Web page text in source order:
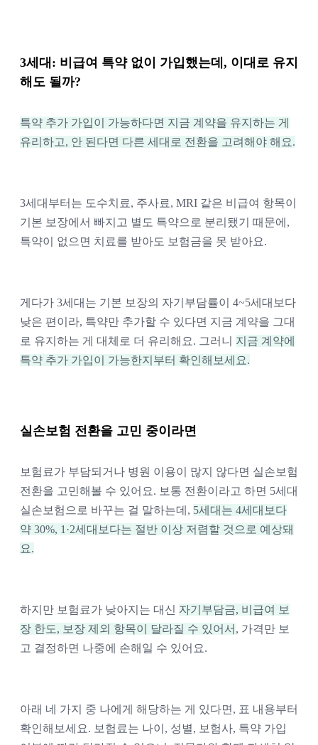
3세대: 비급여 특약 없이 가입했는데, 이대로 유지
해도 될까?
특약 추가 가입이 가능하다면 지금 계약을 유지하는 게
유리하고, 안 된다면 다른 세대로 전환을 고려해야 해요.
3세대부터는 도수치료, 주사료, MRI 같은 비급여 항목이
기본 보장에서 빠지고 별도 특약으로 분리됐기 때문에,
특약이 없으면 치료를 받아도 보험금을 못 받아요.
게다가 3세대는 기본 보장의 자기부담률이 4~5세대보다
낮은 편이라, 특약만 추가할 수 있다면 지금 계약을 그대
로 유지하는 게 대체로 더 유리해요. 그러니 지금 계약에
특약 추가 가입이 가능한지부터 확인해보세요.
실손보험 전환을 고민 중이라면
보험료가 부담되거나 병원 이용이 많지 않다면 실손보험
전환을 고민해볼 수 있어요. 보통 전환이라고 하면 5세대
실손보험으로 바꾸는 걸 말하는데, 5세대는 4세대보다
약 30%, 1·2세대보다는 절반 이상 저렴할 것으로 예상돼
요.
하지만 보험료가 낮아지는 대신 자기부담금, 비급여 보
장 한도, 보장 제외 항목이 달라질 수 있어서 , 가격만 보
고 결정하면 나중에 손해일 수 있어요.
아래 네 가지 중 나에게 해당하는 게 있다면, 표 내용부터
확인해보세요. 보험료는 나이, 성별, 보험사, 특약 가입